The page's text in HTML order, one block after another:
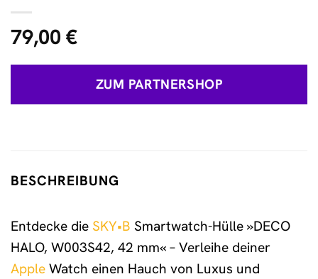
79,00 €
ZUM PARTNERSHOP
BESCHREIBUNG
Entdecke die SKY•B Smartwatch-Hülle »DECO
HALO, W003S42, 42 mm« – Verleihe deiner
Apple Watch einen Hauch von Luxus und